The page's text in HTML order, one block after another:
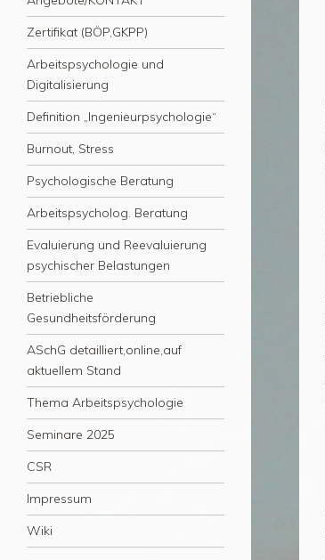
Zertifikat (BÖP,GKPP)
Arbeitspsychologie und
Digitalisierung
Definition „Ingenieurpsychologie“
Burnout, Stress
Psychologische Beratung
Arbeitspsycholog. Beratung
Evaluierung und Reevaluierung
psychischer Belastungen
Betriebliche
Gesundheitsförderung
ASchG detailliert,online,auf
aktuellem Stand
Thema Arbeitspsychologie
Seminare 2025
CSR
Impressum
Wiki